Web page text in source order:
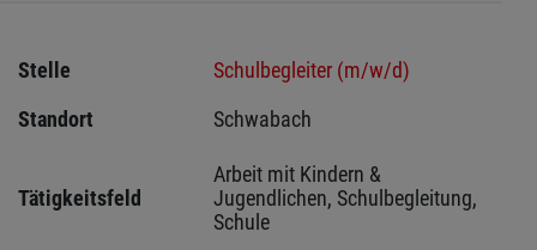
Stelle
Schulbegleiter (m/w/d)
Standort
Schwabach
Tätigkeitsfeld
Arbeit mit Kindern &
Jugendlichen, Schulbegleitung,
Schule